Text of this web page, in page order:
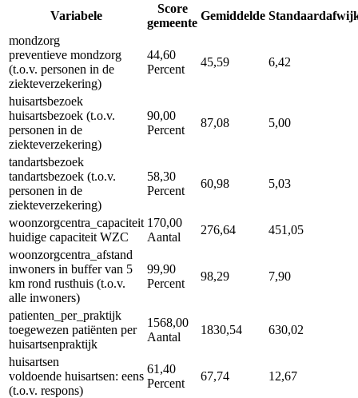
Variabele
Score
gemeente
Gemiddelde
mondzorg
preventieve mondzorg
(t.o.v. personen in de
ziekteverzekering)
44,60
Percent
45,59 6,42
huisartsbezoek
huisartsbezoek (t.o.v.
personen in de
ziekteverzekering)
90,00
Percent
87,08 5,00
tandartsbezoek
tandartsbezoek (t.o.v.
personen in de
ziekteverzekering)
58,30
Percent
60,98 5,03
woonzorgcentra_capaciteit
huidige capaciteit WZC
170,00
Aantal
276,64
451,05
woonzorgcentra_afstand
inwoners in buffer van 5
km rond rusthuis (t.o.v.
alle inwoners)
99,90
Percent
98,29 7,90
patienten_per_praktijk
toegewezen patiënten per
huisartsenpraktijk
1568,00
Aantal
1830,54 630,02
huisartsen
voldoende huisartsen: eens
(t.o.v. respons)
61,40
Percent
67,74 12,67